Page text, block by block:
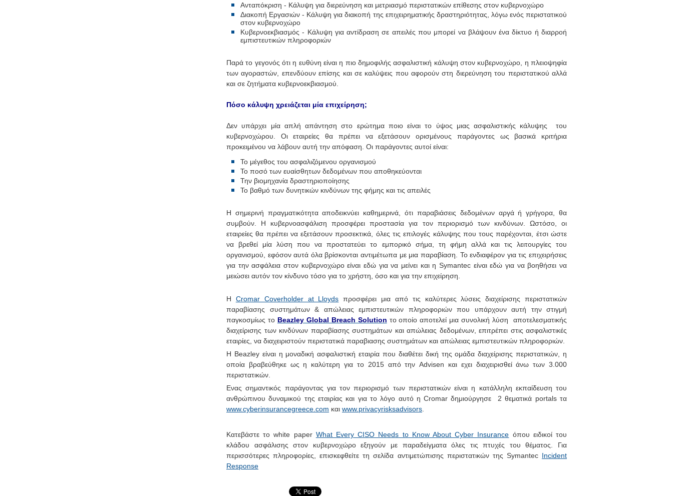
Ανταπόκριση - Κάλυψη για διερεύνηση και μετριασμό περιστατικών επίθεσης στον κυβερνοχώρο
Διακοπή Εργασιών - Κάλυψη για διακοπή της επιχειρηματικής δραστηριότητας, λόγω ενός περιστατικού
στον κυβερνοχώρο
Κυβερνοεκβιασμός - Κάλυψη για αντίδραση σε απειλές που μπορεί να βλάψουν ένα δίκτυο ή διαρροή
εμπιστευτικών πληροφοριών
Παρά το γεγονός ότι η ευθύνη είναι η πιο δημοφιλής ασφαλιστική κάλυψη στον κυβερνοχώρο, η πλειοψηφία
των αγοραστών, επενδύουν επίσης και σε καλύψεις που αφορούν στη διερεύνηση του περιστατικού αλλά
και σε ζητήματα κυβερνοεκβιασμού.
Πόσο κάλυψη χρειάζεται μία επιχείρηση;
Δεν υπάρχει μία απλή απάντηση στο ερώτημα ποιο είναι το ύψος μιας ασφαλιστικής κάλυψης του
κυβερνοχώρου. Οι εταιρείες θα πρέπει να εξετάσουν ορισμένους παράγοντες ως βασικά κριτήρια
προκειμένου να λάβουν αυτή την απόφαση. Οι παράγοντες αυτοί είναι:
Το μέγεθος του ασφαλιζόμενου οργανισμού
Το ποσό των ευαίσθητων δεδομένων που αποθηκεύονται
Την βιομηχανία δραστηριοποίησης
Το βαθμό των δυνητικών κινδύνων της φήμης και τις απειλές
Η σημερινή πραγματικότητα αποδεικνύει καθημερινά, ότι παραβιάσεις δεδομένων αργά ή γρήγορα, θα
συμβούν. Η κυβερνοασφάλιση προσφέρει προστασία για τον περιορισμό των κινδύνων. Ωστόσο, οι
εταιρείες θα πρέπει να εξετάσουν προσεκτικά, όλες τις επιλογές κάλυψης που τους παρέχονται, έτσι ώστε
να βρεθεί μία λύση που να προστατεύει το εμπορικό σήμα, τη φήμη αλλά και τις λειτουργίες του
οργανισμού, εφόσον αυτά όλα βρίσκονται αντιμέτωπα με μια παραβίαση. Το ενδιαφέρον για τις επιχειρήσεις
για την ασφάλεια στον κυβερνοχώρο είναι εδώ για να μείνει και η Symantec είναι εδώ για να βοηθήσει να
μειώσει αυτόν τον κίνδυνο τόσο για το χρήστη, όσο και για την επιχείρηση.
Η Cromar Coverholder at Lloyds προσφέρει μια από τις καλύτερες λύσεις διαχείρισης περιστατικών
παραβίασης συστημάτων & απώλειας εμπιστευτικών πληροφοριών που υπάρχουν αυτή την στιγμή
παγκοσμίως το Beazley Global Breach Solution το οποίο αποτελεί μια συνολική λύση αποτελεσματικής
διαχείρισης των κινδύνων παραβίασης συστημάτων και απώλειας δεδομένων, επιτρέπει στις ασφαλιστικές
εταιρίες, να διαχειριστούν περιστατικά παραβιασης συστημάτων και απώλειας εμπιστευτικών πληροφοριών.
Η Beazley είναι η μοναδική ασφαλιστική εταιρία που διαθέτει δική της ομάδα διαχείρισης περιστατικών, η
οποία βραβεύθηκε ως η καλύτερη για το 2015 από την Advisen και εχει διαχειρισθεί άνω των 3.000
περιστατικών.
Ενας σημαντικός παράγοντας για τον περιορισμό των περιστατικών είναι η κατάλληλη εκπαίδευση του
ανθρώπινου δυναμικού της εταιρίας και για το λόγο αυτό η Cromar δημιούργησε 2 θεματικά portals τα
www.cyberinsurancegreece.com και www.privacyrisksadvisors
Κατεβάστε το white paper What Every CISO Needs to Know About Cyber Insurance όπου ειδικοί του
κλάδου ασφάλισης στον κυβερνοχώρο εξηγούν με παραδείγματα όλες τις πτυχές του θέματος. Για
περισσότερες πληροφορίες, επισκεφθείτε τη σελίδα αντιμετώπισης περιστατικών της Symantec Incident
Response